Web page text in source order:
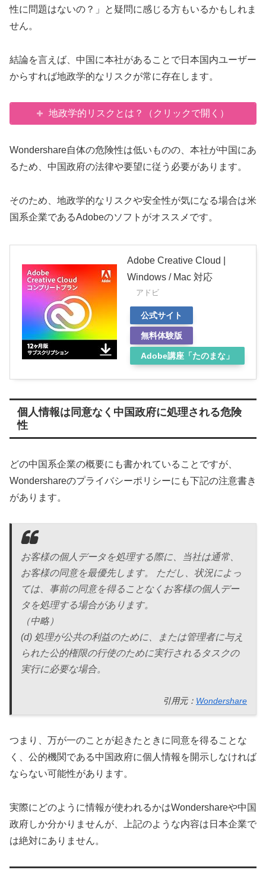
性に問題はないの？」と疑問に感じる方もいるかもしれま
せん。
結論を言えば、中国に本社があることで日本国内ユーザー
からすれば地政学的なリスクが常に存在します。
地政学的リスクとは？（クリックで開く）
Wondershare自体の危険性は低いものの、本社が中国にあ
るため、中国政府の法律や要望に従う必要があります。
そのため、地政学的なリスクや安全性が気になる場合は米
国系企業であるAdobeのソフトがオススメです。
Adobe Creative Cloud |
Windows / Mac 対応
アドビ
公式サイト
無料体験版
Adobe講座「たのまな」
個人情報は同意なく中国政府に処理される危険
性
どの中国系企業の概要にも書かれていることですが、
Wondershareのプライバシーポリシーにも下記の注意書き
があります。
お客様の個人データを処理する際に、当社は通常、
お客様の同意を最優先します。 ただし、状況によっ
ては、事前の同意を得ることなくお客様の個人デー
タを処理する場合があります。
（中略）
(d) 処理が公共の利益のために、または管理者に与え
られた公的権限の行使のために実行されるタスクの
実行に必要な場合。
引用元： Wondershare
つまり、万が一のことが起きたときに同意を得ることな
く、公的機関である中国政府に個人情報を開示しなければ
ならない可能性があります。
実際にどのように情報が使われるかはWondershareや中国
政府しか分かりませんが、上記のような内容は日本企業で
は絶対にありません。